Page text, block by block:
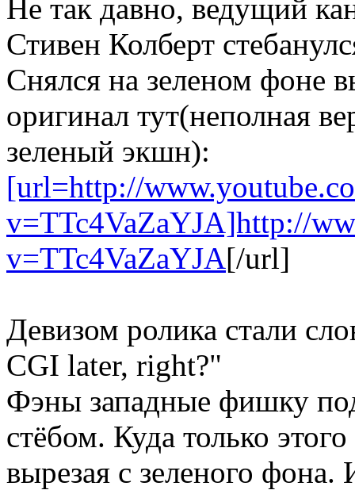
Не так давно, ведущий
Стивен Колберт
Снялся на зеленом фоне
оригинал тут(неполная
зеленый экшн):
[url=http://
v=TTc4VaZaYJA]http://
v=TTc4VaZaYJA[/url]
Девизом ролика стали
CGI later, right?"
Фэны западные фишку
стёбом. Куда только
вырезая с зеленого